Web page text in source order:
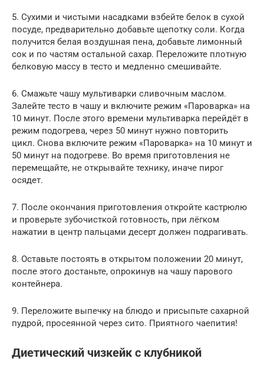
5. Сухими и чистыми насадками взбейте белок в сухой
посуде, предварительно добавьте щепотку соли. Когда
получится белая воздушная пена, добавьте лимонный
сок и по частям остальной сахар. Переложите плотную
белковую массу в тесто и медленно смешивайте.
6. Смажьте чашу мультиварки сливочным маслом.
Залейте тесто в чашу и включите режим «Пароварка» на
10 минут. После этого времени мультиварка перейдёт в
режим подогрева, через 50 минут нужно повторить
цикл. Снова включите режим «Пароварка» на 10 минут и
50 минут на подогреве. Во время приготовления не
перемещайте, не открывайте технику, иначе пирог
осядет.
7. После окончания приготовления откройте кастрюлю
и проверьте зубочисткой готовность, при лёгком
нажатии в центр пальцами десерт должен подрагивать.
8. Оставьте постоять в открытом положении 20 минут,
после этого достаньте, опрокинув на чашу парового
контейнера.
9. Переложите выпечку на блюдо и присыпьте сахарной
пудрой, просеянной через сито. Приятного чаепития!
Диетический чизкейк с клубникой